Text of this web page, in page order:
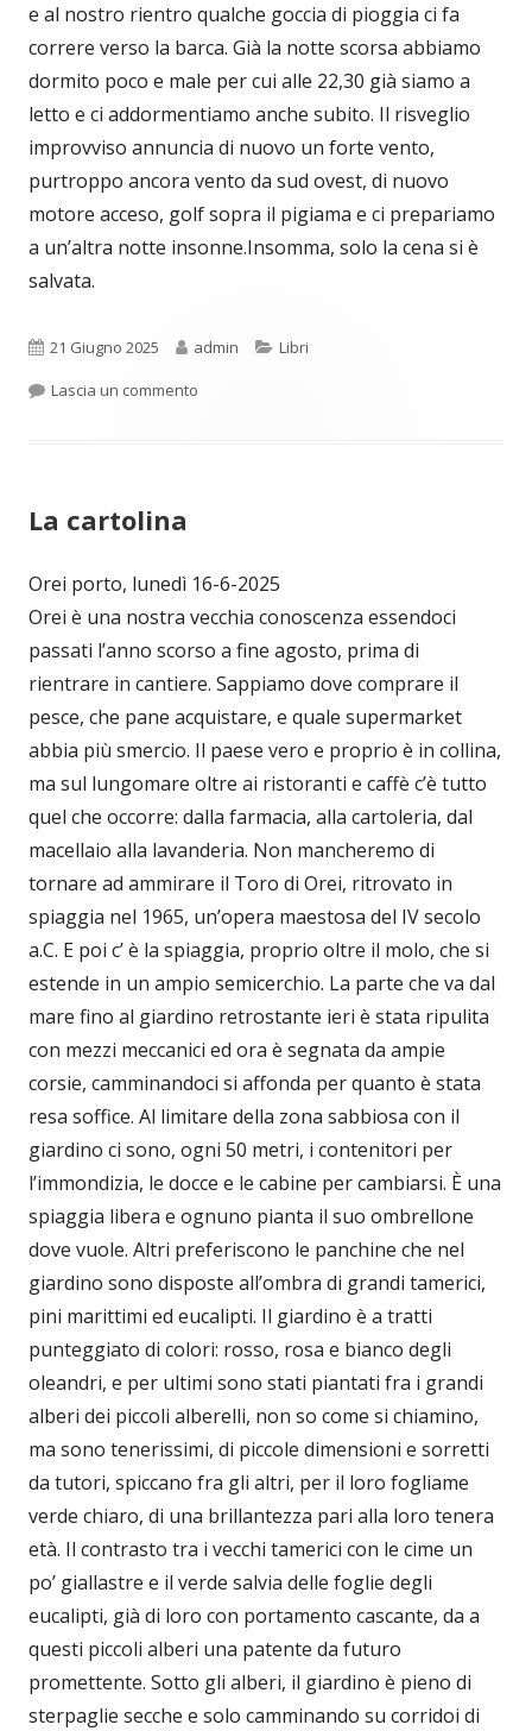
e al nostro rientro qualche goccia di pioggia ci fa
correre verso la barca. Già la notte scorsa abbiamo
dormito poco e male per cui alle 22,30 già siamo a
letto e ci addormentiamo anche subito. Il risveglio
improvviso annuncia di nuovo un forte vento,
purtroppo ancora vento da sud ovest, di nuovo
motore acceso, golf sopra il pigiama e ci prepariamo
a un’altra notte insonne.Insomma, solo la cena si è
salvata.
Pubblicato
21 Giugno 2025 Autore
admin Categorie
Libri
Lascia un commento
La cartolina
Orei porto, lunedì 16-6-2025
Orei è una nostra vecchia conoscenza essendoci
passati l’anno scorso a fine agosto, prima di
rientrare in cantiere. Sappiamo dove comprare il
pesce, che pane acquistare, e quale supermarket
abbia più smercio. Il paese vero e proprio è in collina,
ma sul lungomare oltre ai ristoranti e caffè c’è tutto
quel che occorre: dalla farmacia, alla cartoleria, dal
macellaio alla lavanderia. Non mancheremo di
tornare ad ammirare il Toro di Orei, ritrovato in
spiaggia nel 1965, un’opera maestosa del IV secolo
a.C. E poi c’ è la spiaggia, proprio oltre il molo, che si
estende in un ampio semicerchio. La parte che va dal
mare fino al giardino retrostante ieri è stata ripulita
con mezzi meccanici ed ora è segnata da ampie
corsie, camminandoci si affonda per quanto è stata
resa soffice. Al limitare della zona sabbiosa con il
giardino ci sono, ogni 50 metri, i contenitori per
l’immondizia, le docce e le cabine per cambiarsi. È una
spiaggia libera e ognuno pianta il suo ombrellone
dove vuole. Altri preferiscono le panchine che nel
giardino sono disposte all’ombra di grandi tamerici,
pini marittimi ed eucalipti. Il giardino è a tratti
punteggiato di colori: rosso, rosa e bianco degli
oleandri, e per ultimi sono stati piantati fra i grandi
alberi dei piccoli alberelli, non so come si chiamino,
ma sono tenerissimi, di piccole dimensioni e sorretti
da tutori, spiccano fra gli altri, per il loro fogliame
verde chiaro, di una brillantezza pari alla loro tenera
età. Il contrasto tra i vecchi tamerici con le cime un
po’ giallastre e il verde salvia delle foglie degli
eucalipti, già di loro con portamento cascante, da a
questi piccoli alberi una patente da futuro
promettente. Sotto gli alberi, il giardino è pieno di
sterpaglie secche e solo camminando su corridoi di